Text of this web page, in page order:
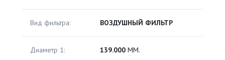
Вид фильтра: ВОЗДУШНЫЙ ФИЛЬТР
Диаметр 1: 139.000 ММ.